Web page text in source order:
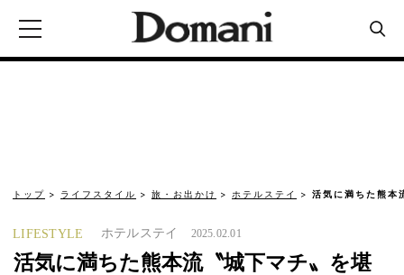
トップ ライフスタイル 旅・お出かけ ホテルステイ 活気に満ちた熊
LIFESTYLE ホテルステイ 2025.02.01
活気に満ちた熊本流〝城下マチ〟を堪